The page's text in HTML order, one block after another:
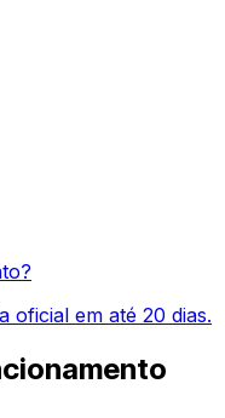
oficial em até 20 dias.